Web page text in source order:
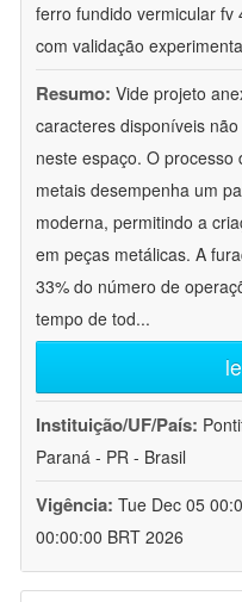
ferro fundido vermicular fv
com validação
Resumo: Vide projeto
caracteres disponíveis
neste espaço. O
metais desempenha um
moderna, permitindo a
em peças metálicas. A
33% do número de
tempo de tod...
Instituição/UF/País:
Paraná - PR - Brasil
Vigência: Tue Dec 05
00:00:00 BRT 2026